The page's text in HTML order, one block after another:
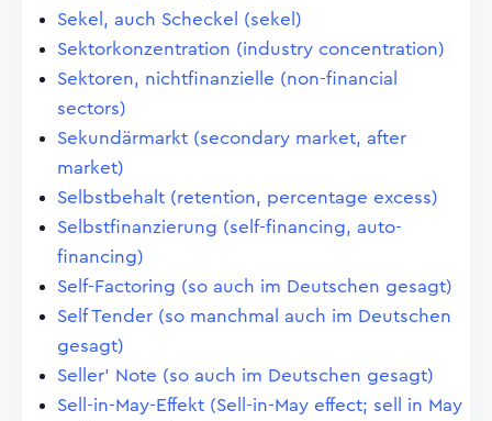
Sekel, auch Scheckel (sekel)
Sektorkonzentration (industry concentration)
Sektoren, nichtfinanzielle (non-financial
sectors)
Sekundärmarkt (secondary market, after
market)
Selbstbehalt (retention, percentage excess)
Selbstfinanzierung (self-financing, auto-
financing)
Self-Factoring (so auch im Deutschen gesagt)
Self Tender (so manchmal auch im Deutschen
gesagt)
Seller' Note (so auch im Deutschen gesagt)
Sell-in-May-Effekt (Sell-in-May effect; sell in May